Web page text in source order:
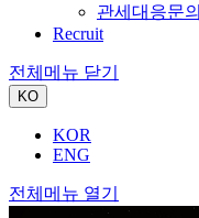
관세대응문의
Recruit
전체메뉴 닫기
KO
KOR
ENG
전체메뉴 열기